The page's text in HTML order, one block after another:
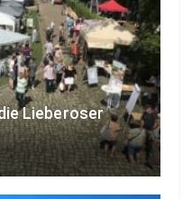
Lieberoser